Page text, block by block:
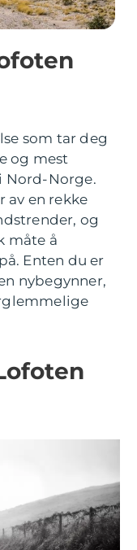
som tar deg
og mest
Nord-Norge.
av en rekke
og
måte å
Enten du er
nybegynner,